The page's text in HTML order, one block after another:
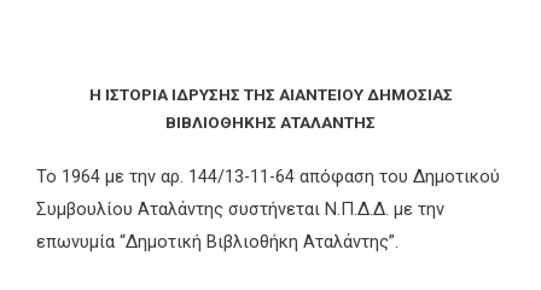
H ΙΣΤΟΡΙΑ ΙΔΡΥΣΗΣ ΤΗΣ ΑΙΑΝΤΕΙΟΥ ΔΗΜΟΣΙΑΣ
ΒΙΒΛΙΟΘΗΚΗΣ ΑΤΑΛΑΝΤΗΣ
Το 1964 με την αρ. 144/13-11-64 απόφαση του Δημοτικού
Συμβουλίου Αταλάντης συστήνεται Ν.Π.Δ.Δ. με την
επωνυμία “Δημοτική Βιβλιοθήκη Αταλάντης”.